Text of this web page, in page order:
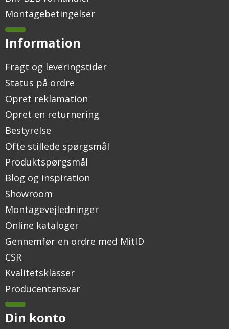
Montagebetingelser
Information
Fragt og leveringstider
Status på ordre
Opret reklamation
Opret en returnering
Bestyrelse
Ofte stillede spørgsmål
Produktspørgsmål
Blog og inspiration
Showroom
Montagevejledninger
Online kataloger
Gennemfør en ordre med MitID
CSR
Kvalitetsklasser
Producentansvar
Din konto